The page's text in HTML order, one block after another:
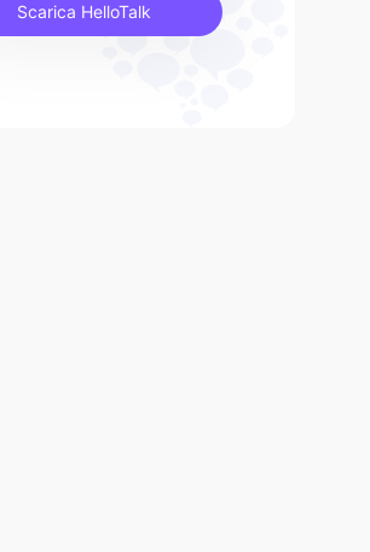
Scarica HelloTalk